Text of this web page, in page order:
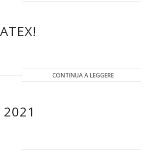
CONTINUA A LEGGERE